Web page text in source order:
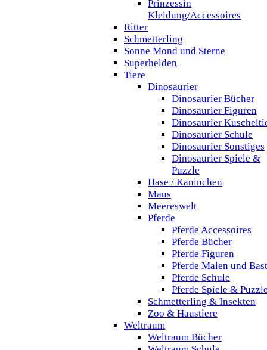
Prinzessin
Kleidung/Accessoires
Ritter
Schmetterling
Sonne Mond und Sterne
Superhelden
Tiere
Dinosaurier
Dinosaurier Bücher
Dinosaurier Figuren
Dinosaurier
Dinosaurier Schule
Dinosaurier Sonstiges
Dinosaurier Spiele &
Puzzle
Hase / Kaninchen
Maus
Meereswelt
Pferde
Pferde Accessoires
Pferde Bücher
Pferde Figuren
Pferde Malen und
Pferde Schule
Pferde Spiele &
Schmetterling & Insekten
Zoo & Haustiere
Weltraum
Weltraum Bücher